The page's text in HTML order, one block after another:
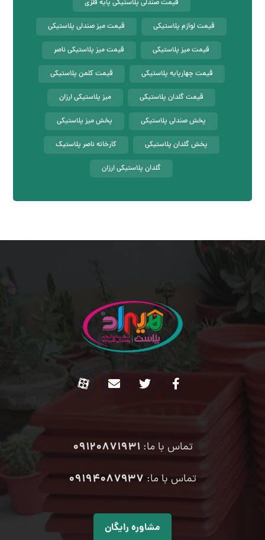
قیمت صندلی پلاستیکی پایه فلزی
قیمت لوازم پلاستیکی قیمت میز صندلی پلاستیکی
قیمت میز پلاستیکی قیمت میز پلاستیکی ناصر
قیمت چهارپایه پلاستیکی قیمت کلمن پلاستیکی
قیمت گلدان پلاستیکی میز پلاستیکی ارزان
پخش صندلی پلاستیکی پخش میز پلاستیکی
پخش گلدان پلاستیکی کارخانه ناصر پلاستیک
گلدان پلاستیکی ارزان
تماس با ما:09120871931
تماس با ما: ۰۹۱۹۴۰۸۷۹۳۷
مشاوره رایگان